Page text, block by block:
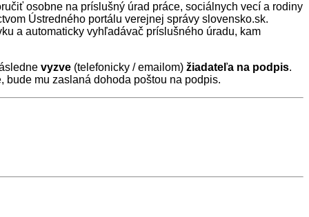
osobne na príslušný úrad práce, sociálnych vecí a rodiny
Ústredného portálu verejnej správy slovensko.sk.
a automaticky vyhľadávač príslušného úradu, kam
vyzve (telefonicky / emailom) žiadateľa na podpis.
mu zaslaná dohoda poštou na podpis.